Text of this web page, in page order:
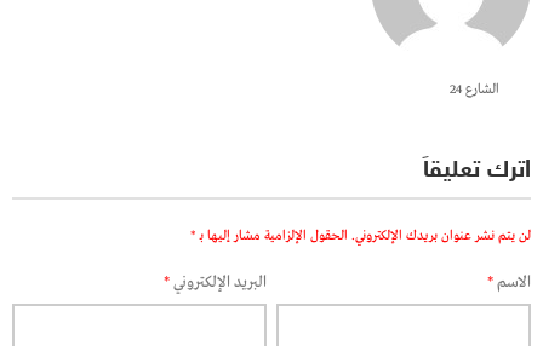
الشارع 24
اترك تعليقاً
لن يتم نشر عنوان بريدك الإلكتروني. الحقول الإلزامية مشار إليها بـ *
الاسم* البريد الإلكتروني*